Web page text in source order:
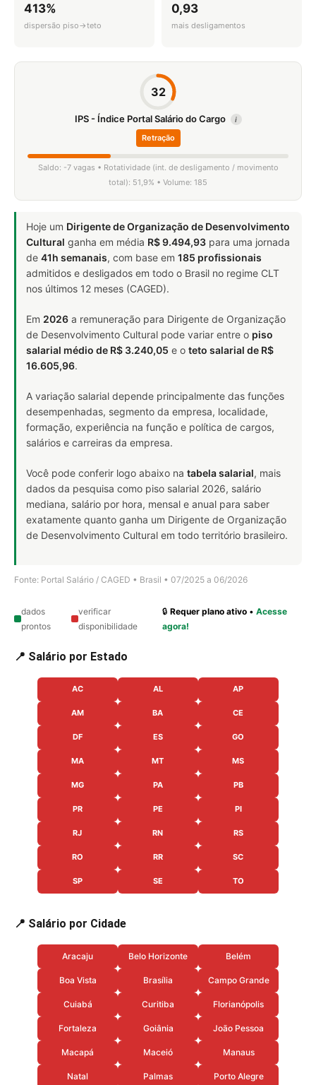
413%
dispersão piso→teto
0,93
mais desligamentos
32
IPS - Índice Portal Salário do Cargo i
Retração
Saldo: -7 vagas • Rotatividade (int. de desligamento / movimento
total): 51,9% • Volume: 185
Hoje um Dirigente de Organização de Desenvolvimento
Cultural ganha em média R$ 9.494,93 para uma jornada
de 41h semanais, com base em 185 profissionais
admitidos e desligados em todo o Brasil no regime CLT
nos últimos 12 meses (CAGED).
Em 2026 a remuneração para Dirigente de Organização
de Desenvolvimento Cultural pode variar entre o piso
salarial médio de R$ 3.240,05 e o teto salarial de R$
16.605,96.
A variação salarial depende principalmente das funções
desempenhadas, segmento da empresa, localidade,
formação, experiência na função e política de cargos,
salários e carreiras da empresa.
Você pode conferir logo abaixo na tabela salarial, mais
dados da pesquisa como piso salarial 2026, salário
mediana, salário por hora, mensal e anual para saber
exatamente quanto ganha um Dirigente de Organização
de Desenvolvimento Cultural em todo território brasileiro.
Fonte: Portal Salário / CAGED • Brasil • 07/2025 a 06/2026
dados
prontos
verificar
disponibilidade
🔒Requer plano ativo •Acesse
agora!
📍 Salário por Estado
AC AL AP
AM BA CE
DF ES GO
MA MT MS
MG PA PB
PR PE PI
RJ RN RS
RO RR SC
SP SE TO
📍 Salário por Cidade
Aracaju Belo Horizonte Belém
Boa Vista Brasília Campo Grande
Cuiabá Curitiba Florianópolis
Fortaleza Goiânia João Pessoa
Macapá Maceió Manaus
Natal Palmas Porto Alegre